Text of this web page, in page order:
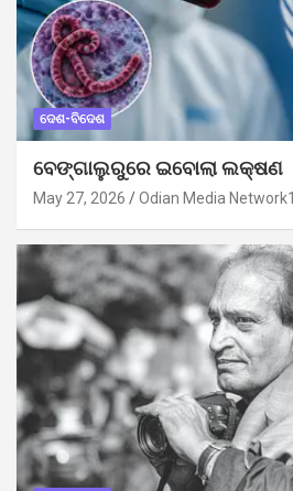
ଦେଶ-ବିଦେଶ
ବେଙ୍ଗାଲୁରୁରେ ଇବୋଲା ଲକ୍ଷଣ
May 27, 2026 Odian Media Network1